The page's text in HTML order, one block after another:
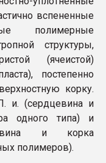
бутылок
ПЕРЕЙТИ НА
вспененные
полимерные
структуры,
(ячеистой)
постепенно
корку.
и. (сердцевина и
одного типа) и
и корка
полимеров).